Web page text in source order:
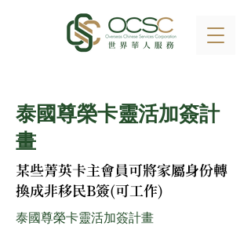
泰國尊榮卡靈活加簽計
畫
某些菁英卡主會員可將家屬身份轉
換成非移民B簽(可工作)
泰國尊榮卡靈活加簽計畫